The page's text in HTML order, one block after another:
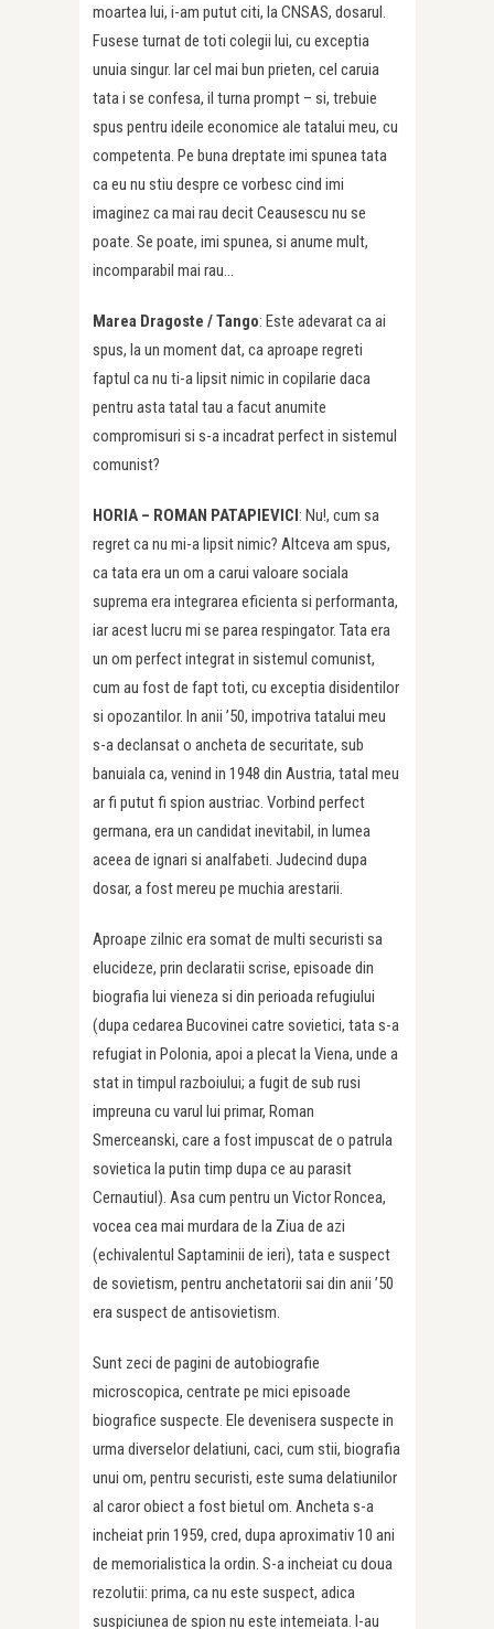
moartea lui, i-am putut citi, la CNSAS, dosarul.
Fusese turnat de toti colegii lui, cu exceptia
unuia singur. Iar cel mai bun prieten, cel caruia
tata i se confesa, il turna prompt – si, trebuie
spus pentru ideile economice ale tatalui meu, cu
competenta. Pe buna dreptate imi spunea tata
ca eu nu stiu despre ce vorbesc cind imi
imaginez ca mai rau decit Ceausescu nu se
poate. Se poate, imi spunea, si anume mult,
incomparabil mai rau…
Marea Dragoste /Tango: Este adevarat ca ai
spus, la un moment dat, ca aproape regreti
faptul ca nu ti-a lipsit nimic in copilarie daca
pentru asta tatal tau a facut anumite
compromisuri si s-a incadrat perfect in sistemul
comunist?
HORIA – ROMAN PATAPIEVICI: Nu!, cum sa
regret ca nu mi-a lipsit nimic? Altceva am spus,
ca tata era un om a carui valoare sociala
suprema era integrarea eficienta si performanta,
iar acest lucru mi se parea respingator. Tata era
un om perfect integrat in sistemul comunist,
cum au fost de fapt toti, cu exceptia disidentilor
si opozantilor. In anii ’50, impotriva tatalui meu
s-a declansat o ancheta de securitate, sub
banuiala ca, venind in 1948 din Austria, tatal meu
ar fi putut fi spion austriac. Vorbind perfect
germana, era un candidat inevitabil, in lumea
aceea de ignari si analfabeti. Judecind dupa
dosar, a fost mereu pe muchia arestarii.
Aproape zilnic era somat de multi securisti sa
elucideze, prin declaratii scrise, episoade din
biografia lui vieneza si din perioada refugiului
(dupa cedarea Bucovinei catre sovietici, tata s-a
refugiat in Polonia, apoi a plecat la Viena, unde a
stat in timpul razboiului; a fugit de sub rusi
impreuna cu varul lui primar, Roman
Smerceanski, care a fost impuscat de o patrula
sovietica la putin timp dupa ce au parasit
Cernautiul). Asa cum pentru un Victor Roncea,
vocea cea mai murdara de la Ziua de azi
(echivalentul Saptaminii de ieri), tata e suspect
de sovietism, pentru anchetatorii sai din anii ’50
era suspect de antisovietism.
Sunt zeci de pagini de autobiografie
microscopica, centrate pe mici episoade
biografice suspecte. Ele devenisera suspecte in
urma diverselor delatiuni, caci, cum stii, biografia
unui om, pentru securisti, este suma delatiunilor
al caror obiect a fost bietul om. Ancheta s-a
incheiat prin 1959, cred, dupa aproximativ 10 ani
de memorialistica la ordin. S-a incheiat cu doua
rezolutii: prima, ca nu este suspect, adica
suspiciunea de spion nu este intemeiata. I-au